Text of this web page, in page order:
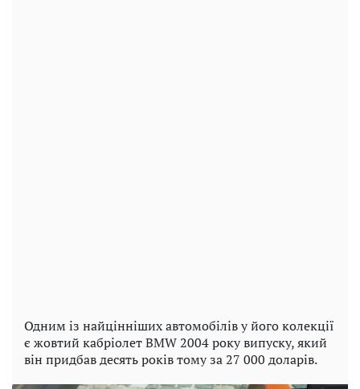
Одним із найцінніших автомобілів у його колекції
є жовтий кабріолет BMW 2004 року випуску, який
він придбав десять років тому за 27 000 доларів.